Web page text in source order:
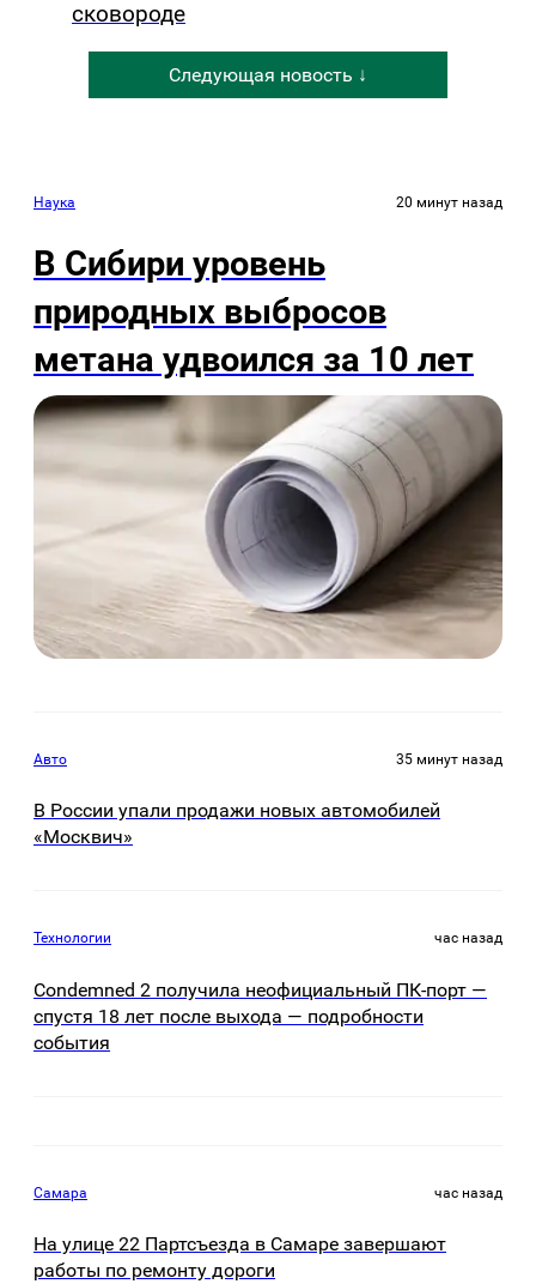
сковороде
Следующая новость ↓
Наука 20 минут назад
В Сибири уровень
природных выбросов
метана удвоился за 10 лет
Авто 35 минут назад
В России упали продажи новых автомобилей
«Москвич»
Технологии час назад
Condemned 2 получила неофициальный ПК-порт —
спустя 18 лет после выхода — подробности
события
Самара час назад
На улице 22 Партсъезда в Самаре завершают
работы по ремонту дороги